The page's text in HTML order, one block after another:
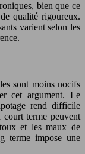
bien que ce
qualité rigoureux.
varient selon les
sont moins nocifs
cet argument. Le
rend difficile
court terme peuvent
et les maux de
terme impose une